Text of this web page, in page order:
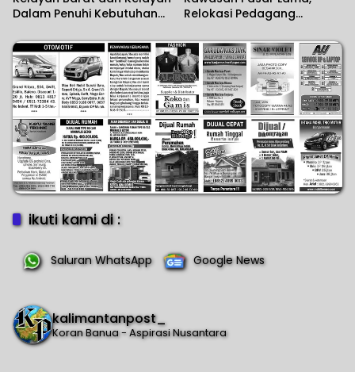
Dalam Penuhi Kebutuhan
Relokasi Pedagang
ikuti kami di :
Saluran WhatsApp Google News
kalimantanpost_
Koran Banua - Aspirasi Nusantara